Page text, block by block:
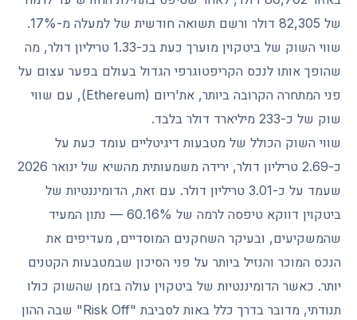
של 82,305 דולר ורשם תשואה חודשית של למעלה מ-17%.
שווי השוק של ביטקוין מוערך כעת בכ-1.33 טריליון דולר, מה
שהופך אותו לנכס הקריפטוגרפי הגדול בעולם בפער עצום על
פני המתחרה הקרובה ביותר, את'ריום (Ethereum), עם שווי
שוק של כ-233 מיליארד דולר בלבד.
שווי השוק הכולל של מטבעות דיגיטליים עומד כעת על
כ-2.69 טריליון דולר, ירידה משמעותית מהשיא של ינואר 2026
שעמד על כ-3.01 טריליון דולר. עם זאת, הדומיננטיות של
ביטקוין דווקא טיפסה לרמה של 60.16% — נתון המעיד
שהמשקיעים, ובעיקר השחקנים המוסדיים, מעדיפים את
הנכס המוכר והנזיל ביותר על פני הסיכון שבמטבעות הקטנים
יותר. כאשר הדומיננטיות של ביטקוין עולה בזמן שהשוק כולו
תנודתי, מדובר בדרך כלל באות לסביבת "Risk Off" שבה ההון